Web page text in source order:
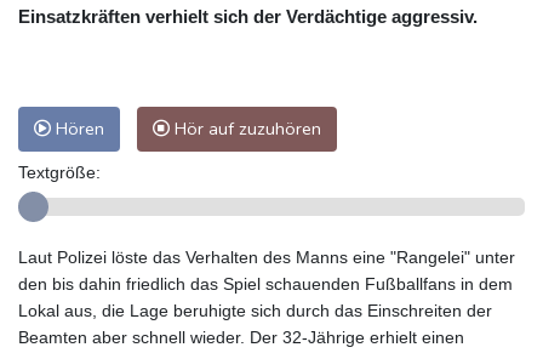
Einsatzkräften verhielt sich der Verdächtige aggressiv.
Hören Hör auf zuzuhören
Textgröße:
Laut Polizei löste das Verhalten des Manns eine "Rangelei" unter
den bis dahin friedlich das Spiel schauenden Fußballfans in dem
Lokal aus, die Lage beruhigte sich durch das Einschreiten der
Beamten aber schnell wieder. Der 32-Jährige erhielt einen